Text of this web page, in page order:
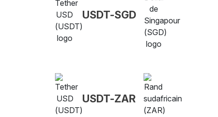
USDT-SGD
USDT-ZAR